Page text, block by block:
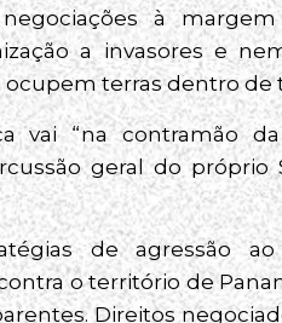
à
a invasores e
ocupem terras dentro
vai “na contramão
geral do próprio
de agressão
o território de
Direitos